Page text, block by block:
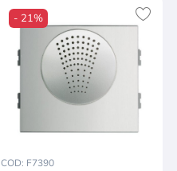
- 21%
COD: F7390